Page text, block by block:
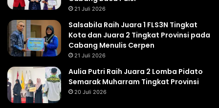
21 Juli 2026
Salsabila Raih Juara 1 FLS3N Tingkat
Kota dan Juara 2 Tingkat Provinsi pada
Cabang Menulis Cerpen
21 Juli 2026
Aulia Putri Raih Juara 2 Lomba Pidato
Semarak Muharram Tingkat Provinsi
20 Juli 2026